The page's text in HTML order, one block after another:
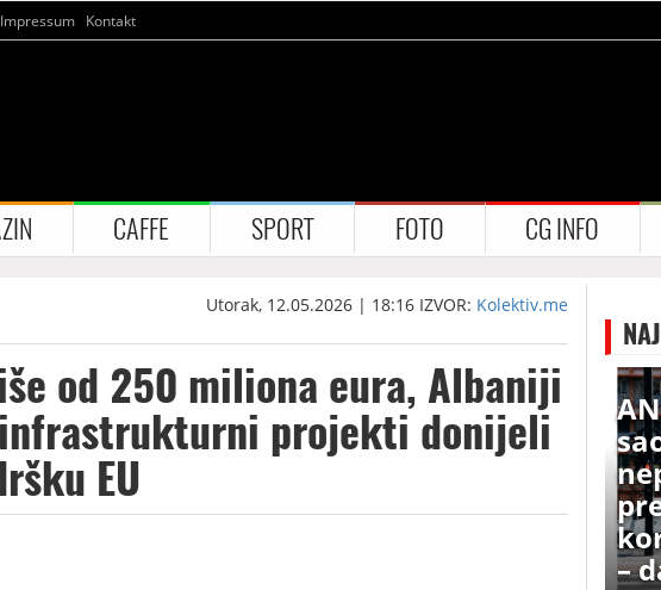
Impressum Kontakt
CAFFE SPORT FOTO CG INFO
Utorak, 12.05.2026 | 18:16 IZVOR: Kolektiv.me
od 250 miliona eura, Albaniji
projekti donijeli
EU
–